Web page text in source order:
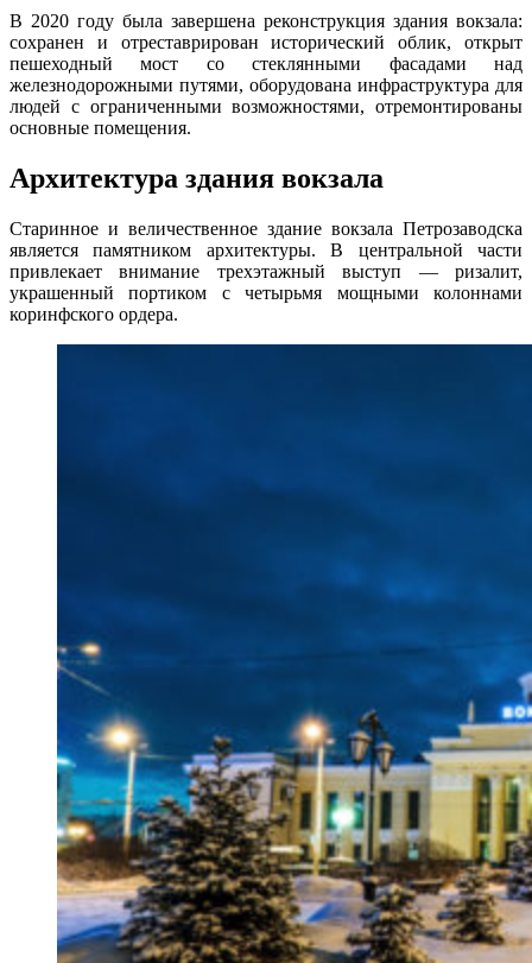
В 2020 году была завершена реконструкция здания вокзала:
сохранен и отреставрирован исторический облик, открыт
пешеходный мост со стеклянными фасадами над
железнодорожными путями, оборудована инфраструктура для
людей с ограниченными возможностями, отремонтированы
основные помещения.
Архитектура здания вокзала
Старинное и величественное здание вокзала Петрозаводска
является памятником архитектуры. В центральной части
привлекает внимание трехэтажный выступ — ризалит,
украшенный портиком с четырьмя мощными колоннами
коринфского ордера.